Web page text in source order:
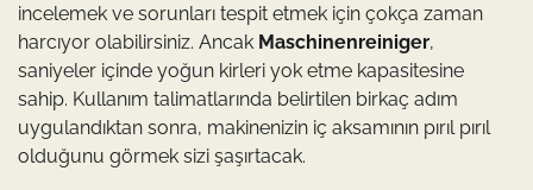
incelemek ve sorunları tespit etmek için çokça zaman
harcıyor olabilirsiniz. Ancak Maschinenreiniger,
saniyeler içinde yoğun kirleri yok etme kapasitesine
sahip. Kullanım talimatlarında belirtilen birkaç adım
uygulandıktan sonra, makinenizin iç aksamının pırıl pırıl
olduğunu görmek sizi şaşırtacak.